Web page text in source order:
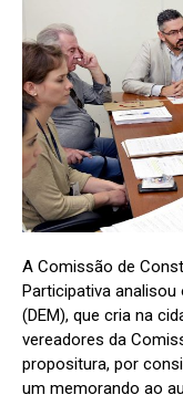
A Comissão de
Participativa analisou
(DEM), que cria na
vereadores da
propositura, por
um memorando ao